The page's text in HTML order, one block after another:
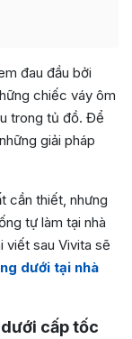
đau đầu bởi
chiếc váy ôm
trong tủ đồ. Để
giải pháp
cần thiết, nhưng
tự làm tại nhà
viết sau Vivita sẽ
dưới tại nhà
cấp tốc